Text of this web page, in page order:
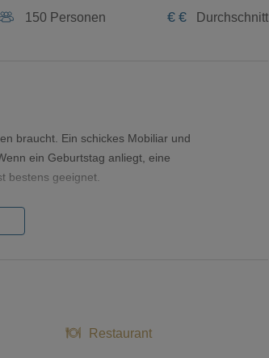
150 Personen € € Durchschnitt
braucht. Ein schickes Mobiliar und
ein Geburtstag anliegt, eine
bestens geeignet.
Restaurant